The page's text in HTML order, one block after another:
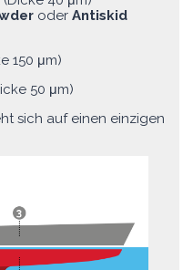
oder Antiskid
150 μm)
50 μm)
sich auf einen einzigen